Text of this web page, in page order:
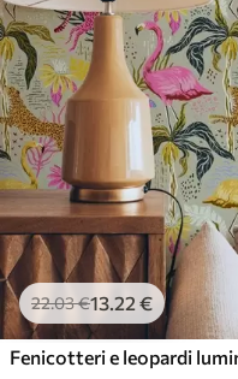
22.03€13.22 €